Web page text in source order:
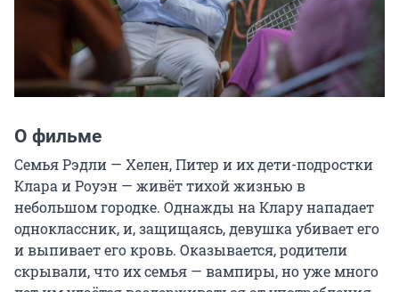
О фильме
Семья Рэдли — Хелен, Питер и их дети-подростки
Клара и Роуэн — живёт тихой жизнью в
небольшом городке. Однажды на Клару нападает
одноклассник, и, защищаясь, девушка убивает его
и выпивает его кровь. Оказывается, родители
скрывали, что их семья — вампиры, но уже много